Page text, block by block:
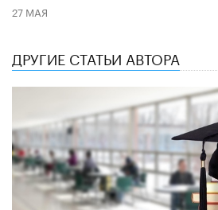
27 МАЯ
ДРУГИЕ СТАТЬИ АВТОРА